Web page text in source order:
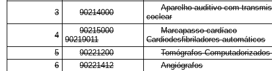
3
90214000
Aparelho auditivo com
coclear
4
90215000
90219011
Marcapasso cardíaco
Cardiodesfibriladores automáticos
5
90221200
Tomógrafos
6
90221412
Angiógrafos